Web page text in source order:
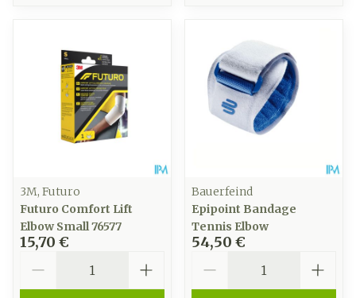
3M, Futuro
Futuro Comfort Lift
Elbow Small 76577
15,70 €
Bauerfeind
Epipoint Bandage
Tennis Elbow
54,50 €